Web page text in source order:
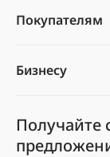
Покупателям
Бизнесу
Получайте